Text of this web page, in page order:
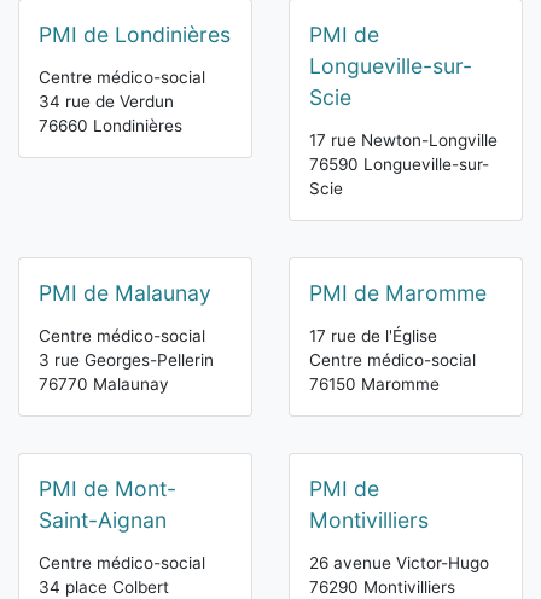
PMI de Londinières
Centre médico-social
34 rue de Verdun
76660 Londinières
PMI de
Longueville-sur-
Scie
17 rue Newton-Longville
76590 Longueville-sur-
Scie
PMI de Malaunay
Centre médico-social
3 rue Georges-Pellerin
76770 Malaunay
PMI de Maromme
17 rue de l'Église
Centre médico-social
76150 Maromme
PMI de Mont-
Saint-Aignan
Centre médico-social
34 place Colbert
PMI de
Montivilliers
26 avenue Victor-Hugo
76290 Montivilliers